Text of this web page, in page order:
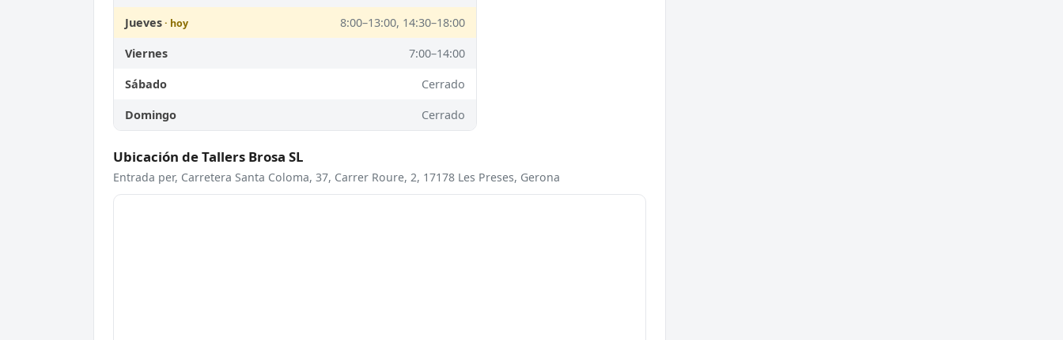
Jueves 8:00–13:00, 14:30–18:00
Viernes 7:00–14:00
Sábado Cerrado
Domingo Cerrado
Ubicación de Tallers Brosa SL
Entrada per, Carretera Santa Coloma, 37, Carrer Roure, 2, 17178 Les Preses, Gerona